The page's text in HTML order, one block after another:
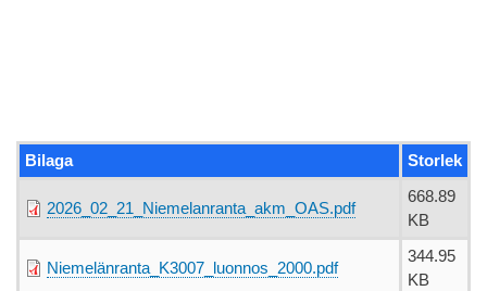
Bilaga Storlek
2026_02_21_Niemelanranta_akm_OAS.pdf
668.89
KB
Niemelänranta_K3007_luonnos_2000.pdf
344.95
KB